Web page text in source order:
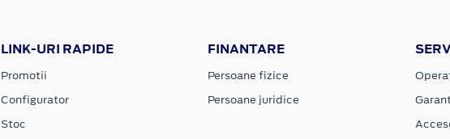
LINK-URI RAPIDE
Promotii
Configurator
Stoc
FINANTARE
Persoane fizice
Persoane juridice